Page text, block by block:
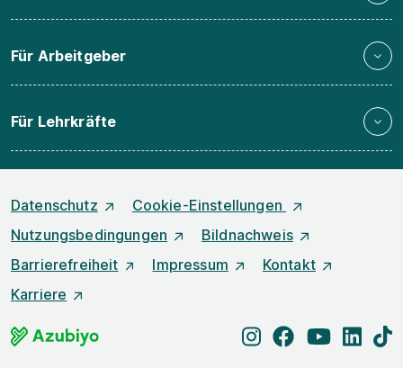
Für Arbeitgeber
Für Lehrkräfte
Datenschutz
Cookie-Einstellungen
Nutzungsbedingungen
Bildnachweis
Barrierefreiheit
Impressum
Kontakt
Karriere
instagram
facebookyoutube